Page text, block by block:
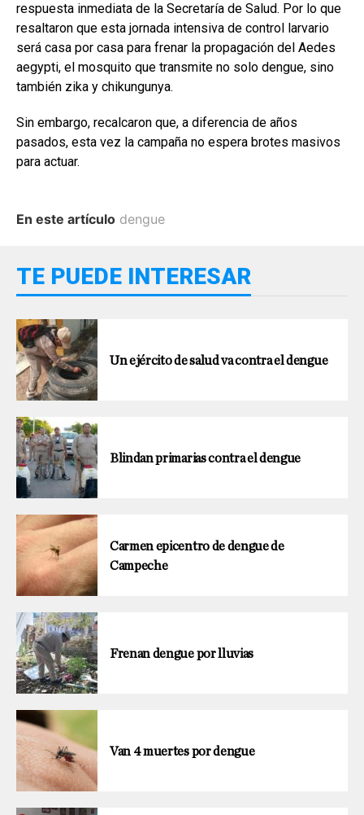
respuesta inmediata de la Secretaría de Salud. Por lo que
resaltaron que esta jornada intensiva de control larvario
será casa por casa para frenar la propagación del Aedes
aegypti, el mosquito que transmite no solo dengue, sino
también zika y chikungunya.
Sin embargo, recalcaron que, a diferencia de años
pasados, esta vez la campaña no espera brotes masivos
para actuar.
En este artículo dengue
TE PUEDE INTERESAR
Un ejército de salud va contra el dengue
Blindan primarias contra el dengue
Carmen epicentro de dengue de
Campeche
Frenan dengue por lluvias
Van 4 muertes por dengue